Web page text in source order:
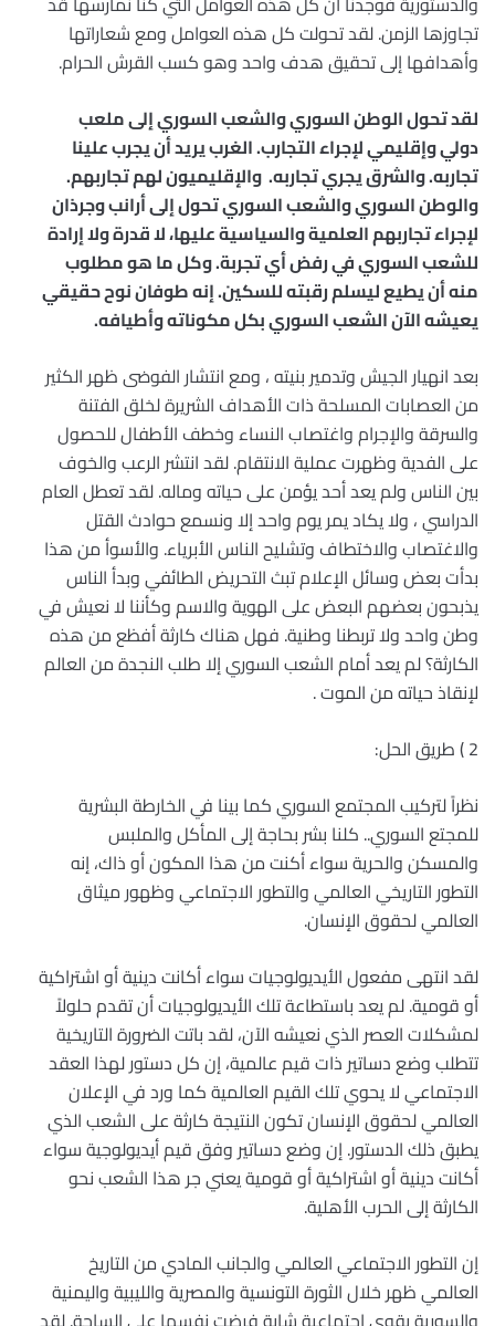
تجاوزها الزمن. لقد تحولت كل هذه العوامل ومع شعاراتها
وأهدافها إلى تحقيق هدف واحد وهو كسب القرش الحرام.
لقد تحول الوطن السوري والشعب السوري إلى ملعب
دولي وإقليمي لإجراء التجارب. الغرب يريد أن يجرب علينا
تجاربه. والشرق يجري تجاربه. والإقليميون لهم تجاربهم.
والوطن السوري والشعب السوري تحول إلى أرانب وجرذان
لإجراء تجاربهم العلمية والسياسية عليها، لا قدرة ولا إرادة
للشعب السوري في رفض أي تجربة. وكل ما هو مطلوب
منه أن يطيع ليسلم رقبته للسكين. إنه طوفان نوح حقيقي
يعيشه الآن الشعب السوري بكل مكوناته وأطيافه.
بعد انهيار الجيش وتدمير بنيته ، ومع انتشار الفوضى ظهر الكثير
من العصابات المسلحة ذات الأهداف الشريرة لخلق الفتنة
والسرقة والإجرام واغتصاب النساء وخطف الأطفال للحصول
على الفدية وظهرت عملية الانتقام. لقد انتشر الرعب والخوف
بين الناس ولم يعد أحد يؤمن على حياته وماله. لقد تعطل العام
الدراسي ، ولا يكاد يمر يوم واحد إلا ونسمع حوادث القتل
والاغتصاب والاختطاف وتشليح الناس الأبرياء. والأسوأ من هذا
بدأت بعض وسائل الإعلام تبث التحريض الطائفي وبدأ الناس
يذبحون بعضهم البعض على الهوية والاسم وكأننا لا نعيش في
وطن واحد ولا تربطنا وطنية. فهل هناك كارثة أفظع من هذه
الكارثة؟ لم يعد أمام الشعب السوري إلا طلب النجدة من العالم
لإنقاذ حياته من الموت .
2 ) طريق الحل:
نظراً لتركيب المجتمع السوري كما بينا في الخارطة البشرية
للمجتع السوري.. كلنا بشر بحاجة إلى المأكل والملبس
والمسكن والحرية سواء أكنت من هذا المكون أو ذاك، إنه
التطور التاريخي العالمي والتطور الاجتماعي وظهور ميثاق
العالمي لحقوق الإنسان.
لقد انتهى مفعول الأيديولوجيات سواء أكانت دينية أو اشتراكية
أو قومية. لم يعد باستطاعة تلك الأيديولوجيات أن تقدم حلولاً
لمشكلات العصر الذي نعيشه الآن، لقد باتت الضرورة التاريخية
تتطلب وضع دساتير ذات قيم عالمية، إن كل دستور لهذا العقد
الاجتماعي لا يحوي تلك القيم العالمية كما ورد في الإعلان
العالمي لحقوق الإنسان تكون النتيجة كارثة على الشعب الذي
يطبق ذلك الدستور. إن وضع دساتير وفق قيم أيديولوجية سواء
أكانت دينية أو اشتراكية أو قومية يعني جر هذا الشعب نحو
الكارثة إلى الحرب الأهلية.
إن التطور الاجتماعي العالمي والجانب المادي من التاريخ
العالمي ظهر خلال الثورة التونسية والمصرية والليبية واليمنية